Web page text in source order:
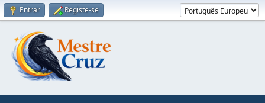
Entrar Registe-se